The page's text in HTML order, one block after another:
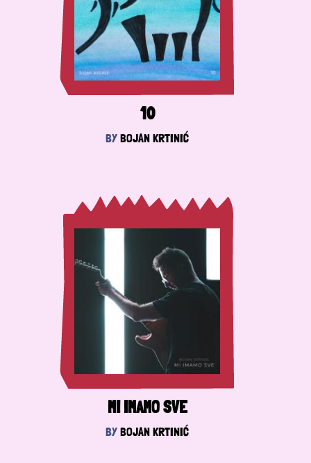
10
BYBOJAN KRTINIĆ
MI IMAMO SVE
BYBOJAN KRTINIĆ